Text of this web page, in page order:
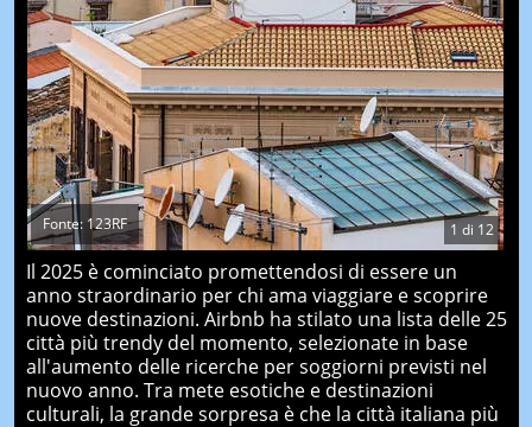
1 di 12
Fonte: 123RF
Il 2025 è cominciato promettendosi di essere un
anno straordinario per chi ama viaggiare e scoprire
nuove destinazioni. Airbnb ha stilato una lista delle 25
città più trendy del momento, selezionate in base
all'aumento delle ricerche per soggiorni previsti nel
nuovo anno. Tra mete esotiche e destinazioni
culturali, la grande sorpresa è che la città italiana più